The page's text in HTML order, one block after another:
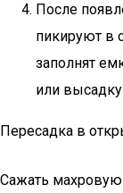
После
пикируют в
заполнят
или высадку
Пересадка в
Сажать